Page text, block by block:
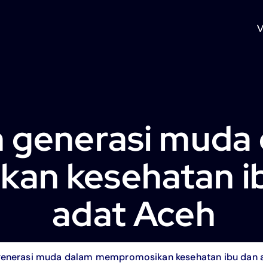
generasi muda
kesehatan
adat Aceh
muda dalam mempromosikan kesehatan ibu dan